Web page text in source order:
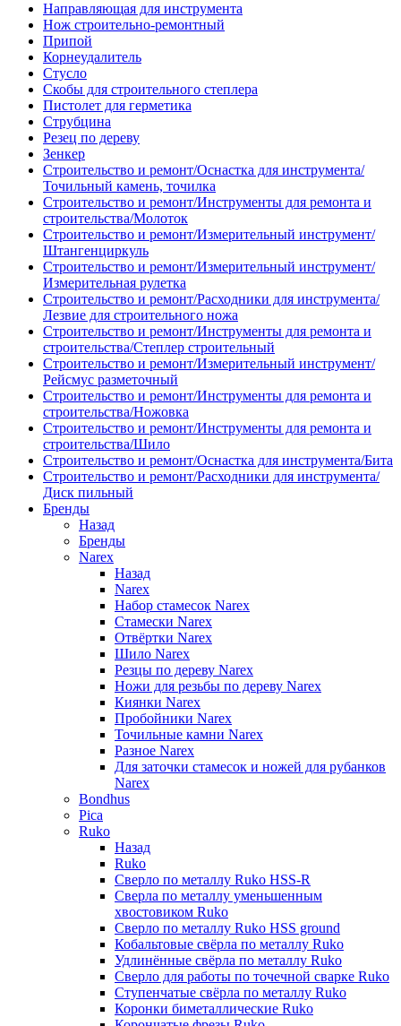
Направляющая для инструмента
Нож строительно-ремонтный
Припой
Корнеудалитель
Стусло
Скобы для строительного степлера
Пистолет для герметика
Струбцина
Резец по дереву
Зенкер
Строительство и ремонт/Оснастка для инструмента/
Точильный камень, точилка
Строительство и ремонт/Инструменты для ремонта и
строительства/Молоток
Строительство и ремонт/Измерительный инструмент/
Штангенциркуль
Строительство и ремонт/Измерительный инструмент/
Измерительная рулетка
Строительство и ремонт/Расходники для инструмента/
Лезвие для строительного ножа
Строительство и ремонт/Инструменты для ремонта и
строительства/Степлер строительный
Строительство и ремонт/Измерительный инструмент/
Рейсмус разметочный
Строительство и ремонт/Инструменты для ремонта и
строительства/Ножовка
Строительство и ремонт/Инструменты для ремонта и
строительства/Шило
Строительство и ремонт/Оснастка для инструмента/Бита
Строительство и ремонт/Расходники для инструмента/
Диск пильный
Бренды
Назад
Бренды
Narex
Назад
Narex
Набор стамесок Narex
Стамески Narex
Отвёртки Narex
Шило Narex
Резцы по дереву Narex
Ножи для резьбы по дереву Narex
Киянки Narex
Пробойники Narex
Точильные камни Narex
Разное Narex
Для заточки стамесок и ножей для рубанков
Narex
Bondhus
Pica
Ruko
Назад
Ruko
Сверло по металлу Ruko HSS-R
Сверла по металлу уменьшенным
хвостовиком Ruko
Сверло по металлу Ruko HSS ground
Кобальтовые свёрла по металлу Ruko
Удлинённые свёрла по металлу Ruko
Сверло для работы по точечной сварке Ruko
Ступенчатые свёрла по металлу Ruko
Коронки биметаллические Ruko